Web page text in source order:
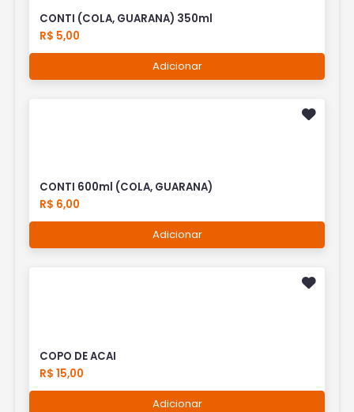
CONTI (COLA, GUARANA) 350ml
R$ 5,00
Adicionar
CONTI 600ml (COLA, GUARANA)
R$ 6,00
Adicionar
COPO DE ACAI
R$ 15,00
Adicionar